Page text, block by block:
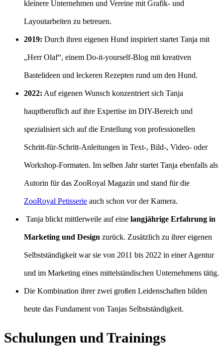
kleinere Unternehmen und Vereine mit Grafik- und
Layoutarbeiten zu betreuen.
2019: Durch ihren eigenen Hund inspiriert startet Tanja mit
„Herr Olaf“, einem Do-it-yourself-Blog mit kreativen
Bastelideen und leckeren Rezepten rund um den Hund.
2022: Auf eigenen Wunsch konzentriert sich Tanja
hauptberuflich auf ihre Expertise im DIY-Bereich und
spezialisiert sich auf die Erstellung von professionellen
Schritt-für-Schritt-Anleitungen in Text-, Bild-, Video- oder
Workshop-Formaten. Im selben Jahr startet Tanja ebenfalls als
Autorin für das ZooRoyal Magazin und stand für die
ZooRoyal Petisserie auch schon vor der Kamera.
Tanja blickt mittlerweile auf eine langjährige Erfahrung in
Marketing und Design zurück. Zusätzlich zu ihrer eigenen
Selbstständigkeit war sie von 2011 bis 2022 in einer Agentur
und im Marketing eines mittelständischen Unternehmens tätig.
Die Kombination ihrer zwei großen Leidenschaften bilden
heute das Fundament von Tanjas Selbstständigkeit.
Schulungen und Trainings